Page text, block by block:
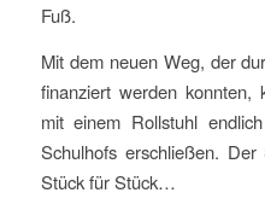
Fuß.
Mit dem neuen Weg, der
finanziert werden konnten,
mit einem Rollstuhl
Schulhofs erschließen.
Stück für Stück…